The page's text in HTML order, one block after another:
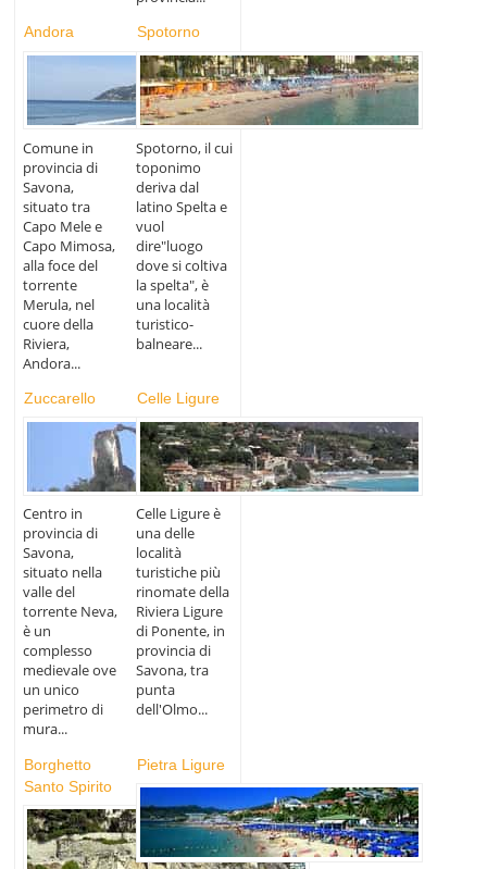
Andora
Comune in
provincia di
Savona,
situato tra
Capo Mele e
Capo Mimosa,
alla foce del
torrente
Merula, nel
cuore della
Riviera,
Andora...
Spotorno
Spotorno, il cui
toponimo
deriva dal
latino Spelta e
vuol
dire"luogo
dove si coltiva
la spelta", è
una località
turistico-
balneare...
Zuccarello
Centro in
provincia di
Savona,
situato nella
valle del
torrente Neva,
è un
complesso
medievale ove
un unico
perimetro di
mura...
Celle Ligure
Celle Ligure è
una delle
località
turistiche più
rinomate della
Riviera Ligure
di Ponente, in
provincia di
Savona, tra
punta
dell'Olmo...
Borghetto
Santo Spirito
Pietra Ligure